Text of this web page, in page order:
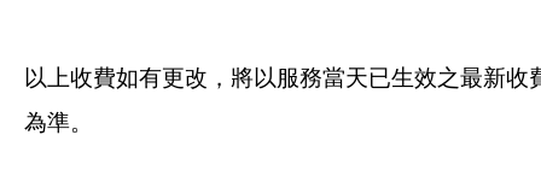
以上收費如有更改，將以服務當天已生效之最新收
為準。